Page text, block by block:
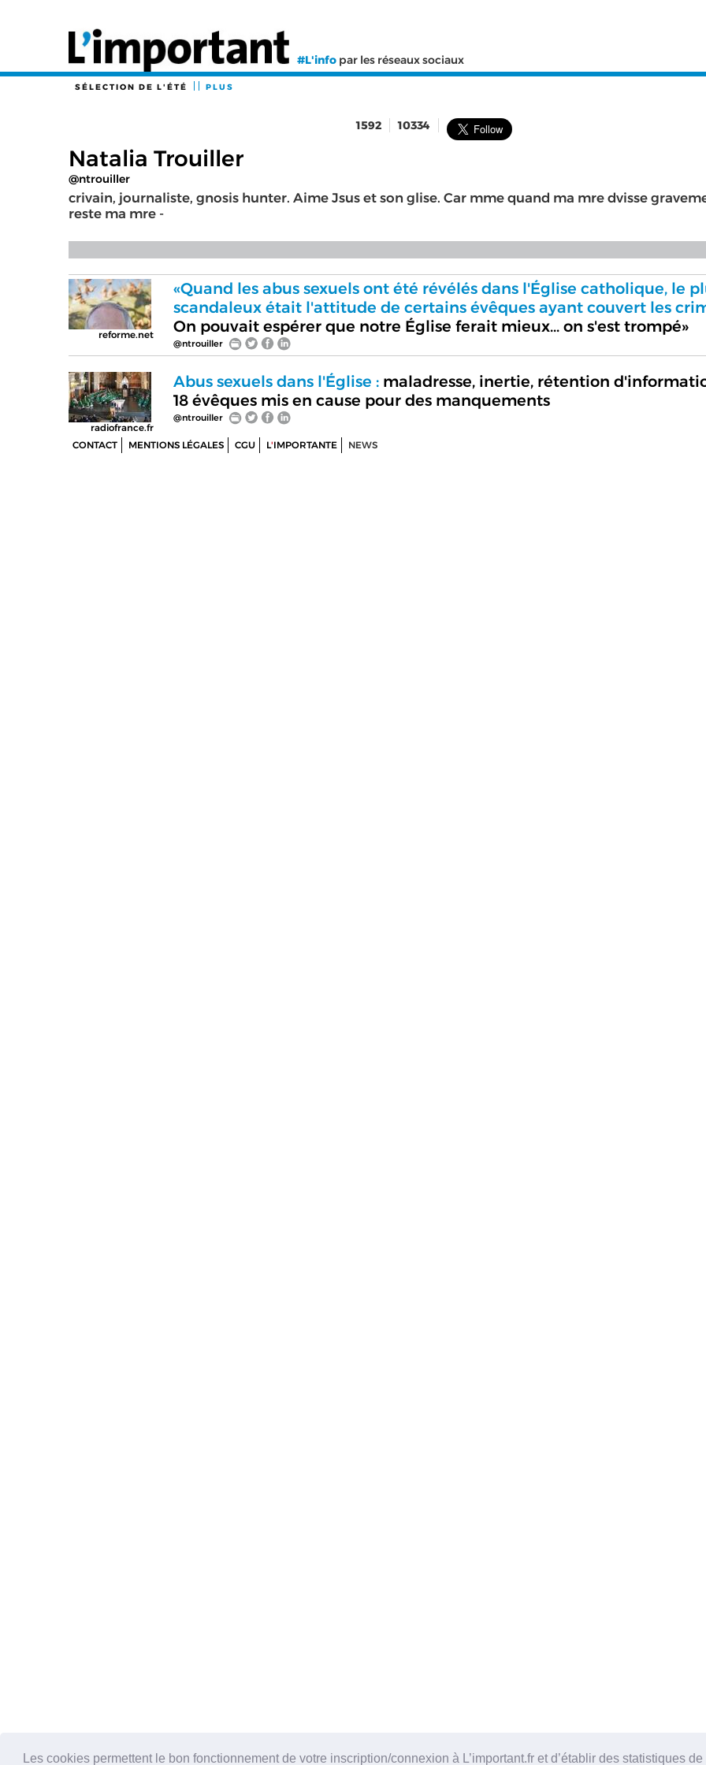
#L'info par les réseaux sociaux
SÉLECTION DE L'ÉTÉ PLUS
1592 10334
Natalia Trouiller
@ntrouiller
crivain, journaliste, gnosis hunter. Aime Jsus et son glise. Car mme quand ma mre dvisse
reste ma mre -
reforme.net
«Quand les abus sexuels ont été révélés dans l'Église catholique, le
scandaleux était l'attitude de certains évêques ayant couvert les
On pouvait espérer que notre Église ferait mieux… on s'est trompé»
@ntrouiller
radiofrance.fr
Abus sexuels dans l'Église :maladresse, inertie, rétention
18 évêques mis en cause pour des manquements
@ntrouiller
CONTACT MENTIONS LÉGALES CGU L'IMPORTANTE NEWS
Les cookies permettent le bon fonctionnement de votre inscription/connexion à L’important.fr et d’établir des statistiques